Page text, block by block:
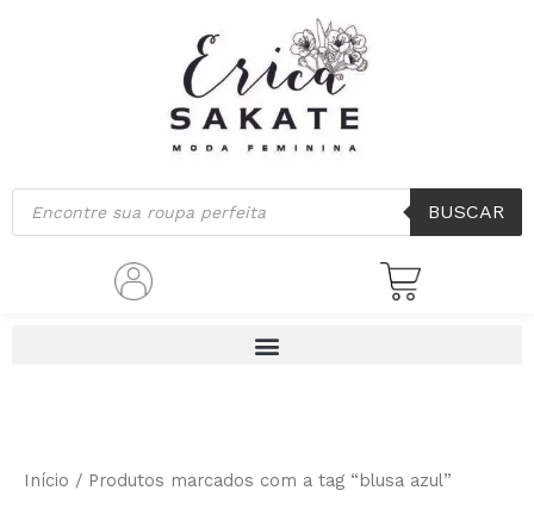
Pesquisar
produtos
BUSCAR
Início / Produtos marcados com a tag “blusa azul”
por
mais
recente